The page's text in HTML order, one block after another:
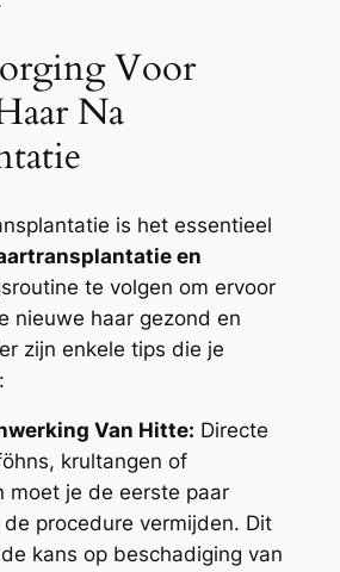
Voor
Na
is het essentieel
en
te volgen om ervoor
nieuwe haar gezond en
zijn enkele tips die je
Van Hitte: Directe
krultangen of
moet je de eerste paar
procedure vermijden. Dit
kans op beschadiging van